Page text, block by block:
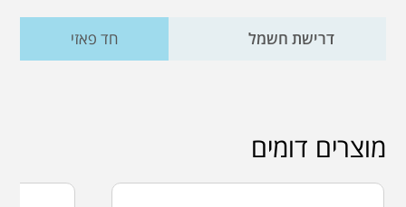
דרישת חשמל חד פאזי
מוצרים דומים